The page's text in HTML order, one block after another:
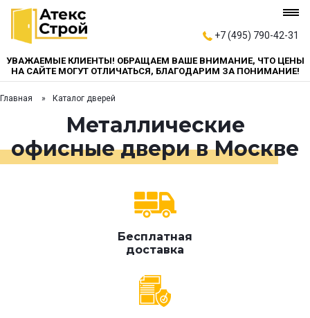
+7 (495) 790-42-31
УВАЖАЕМЫЕ КЛИЕНТЫ! ОБРАЩАЕМ ВАШЕ ВНИМАНИЕ, ЧТО ЦЕНЫ
НА САЙТЕ МОГУТ ОТЛИЧАТЬСЯ, БЛАГОДАРИМ ЗА ПОНИМАНИЕ!
Главная Каталог дверей
Металлические
офисные двери в Москве
Бесплатная
доставка